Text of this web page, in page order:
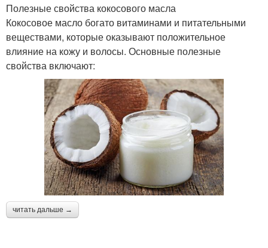
Полезные свойства кокосового масла
Кокосовое масло богато витаминами и питательными
веществами, которые оказывают положительное
влияние на кожу и волосы. Основные полезные
свойства включают:
читать дальше →